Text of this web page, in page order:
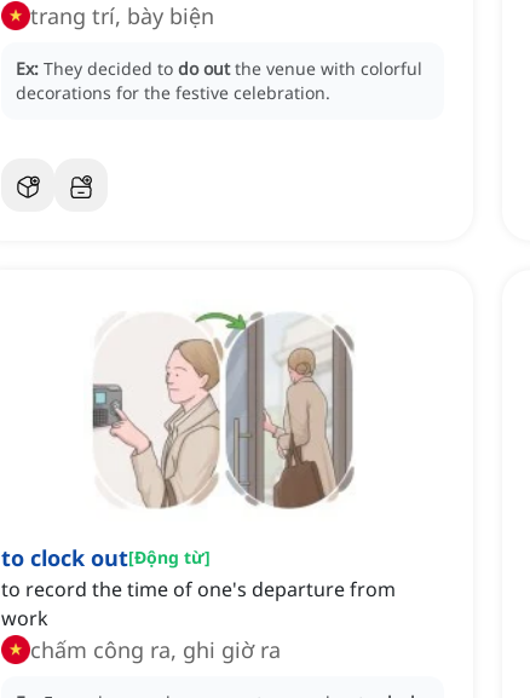
trang trí, bày biện
Ex: They decided to do out the venue with colorful
decorations for the festive celebration.
to clock out[Động từ]
to record the time of one's departure from
work
chấm công ra, ghi giờ ra